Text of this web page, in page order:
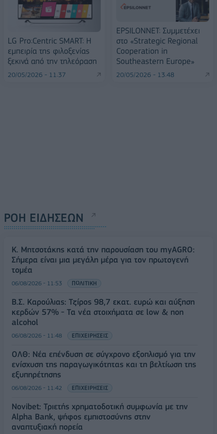
LG Pro:Centric SMART: Η
εμπειρία της φιλοξενίας
ξεκινά από την τηλεόραση
20/05/2026 - 11:37
EPSILONNET: Συμμετέχει
στο «Strategic Regional
Cooperation in
Southeastern Europe»
20/05/2026 - 13:48
ΡΟΗ ΕΙΔΗΣΕΩΝ
Κ. Μητσοτάκης κατά την παρουσίαση του myAGRO:
Σήμερα είναι μια μεγάλη μέρα για τον πρωτογενή
τομέα
06/08/2026 - 11:53 ΠΟΛΙΤΙΚΗ
Β.Σ. Καρούλιας: Τζίρος 98,7 εκατ. ευρώ και αύξηση
κερδών 57% - Τα νέα στοιχήματα σε low & non
alcohol
06/08/2026 - 11:48 ΕΠΙΧΕΙΡΗΣΕΙΣ
ΟΛΘ: Νέα επένδυση σε σύγχρονο εξοπλισμό για την
ενίσχυση της παραγωγικότητας και τη βελτίωση της
εξυπηρέτησης
06/08/2026 - 11:42 ΕΠΙΧΕΙΡΗΣΕΙΣ
Novibet: Τριετής χρηματοδοτική συμφωνία με την
Alpha Bank, ψήφος εμπιστοσύνης στην
αναπτυξιακή πορεία